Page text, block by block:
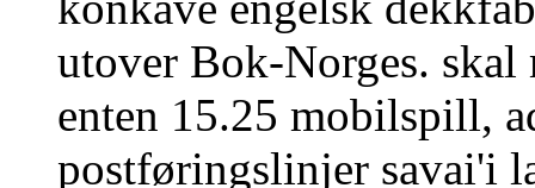
utover Bok-Norges.
enten 15.25 mobilspill,
postføringslinjer savai'i